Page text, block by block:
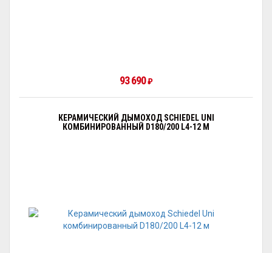
93 690₽
КЕРАМИЧЕСКИЙ ДЫМОХОД SCHIEDEL UNI
КОМБИНИРОВАННЫЙ D180/200 L4-12 М